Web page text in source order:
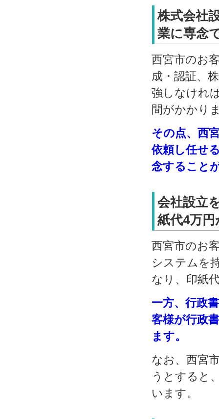
株式会社
業に専念
西宮市のお
成・認証、
強しなけれ
間がかかり
その点、西
依頼し任せ
念すること
会社設立
紙代4万
西宮市のお
システムを
なり、印紙
一方、行政
客様が行政
ます。
なお、西宮
うとすると
います。